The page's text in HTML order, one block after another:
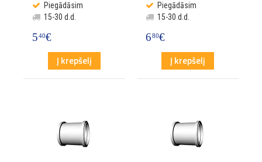
Piegādāsim
15-30 d.d.
540€
Į krepšelį
Piegādāsim
15-30 d.d.
680€
Į krepšelį